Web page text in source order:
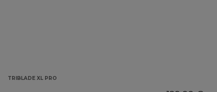
TRIBLADE XL PRO